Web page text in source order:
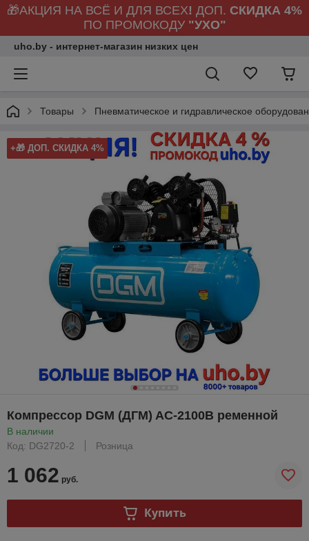
🎁АКЦИЯ НА ВСЁ И ДЛЯ ВСЕХ! ДОП. СКИДКА 4%
ПО ПРОМОКОДУ "УХО"
uho.by - интернет-магазин низких цен
Товары Пневматическое и гидравлическое
+🎁 ДОП. СКИДКА 4%
Компрессор DGM (ДГМ) AC-2100B ременной
В наличии
Код: DG2720-2
Розница
1 062 руб.
Купить